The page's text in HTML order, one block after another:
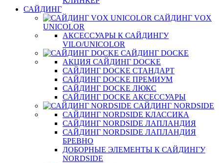
САЙДИНГ
САЙДИНГ VOX
UNICOLOR
АКСЕССУАРЫ К САЙДИНГУ
VILO/UNICOLOR
САЙДИНГ DOCKE
АКЦИЯ САЙДИНГ DOCKE
САЙДИНГ DOCKE СТАНДАРТ
САЙДИНГ DOCKE ПРЕМИУМ
САЙДИНГ DOCKE ЛЮКС
САЙДИНГ DOCKE АКСЕССУАРЫ
САЙДИНГ NORDSIDE
САЙДИНГ NORDSIDE КЛАССИКА
САЙДИНГ NORDSIDE ЛАПЛАНДИЯ
САЙДИНГ NORDSIDE ЛАПЛАНДИЯ
БРЕВНО
ДОБОРНЫЕ ЭЛЕМЕНТЫ К САЙДИНГУ
NORDSIDE